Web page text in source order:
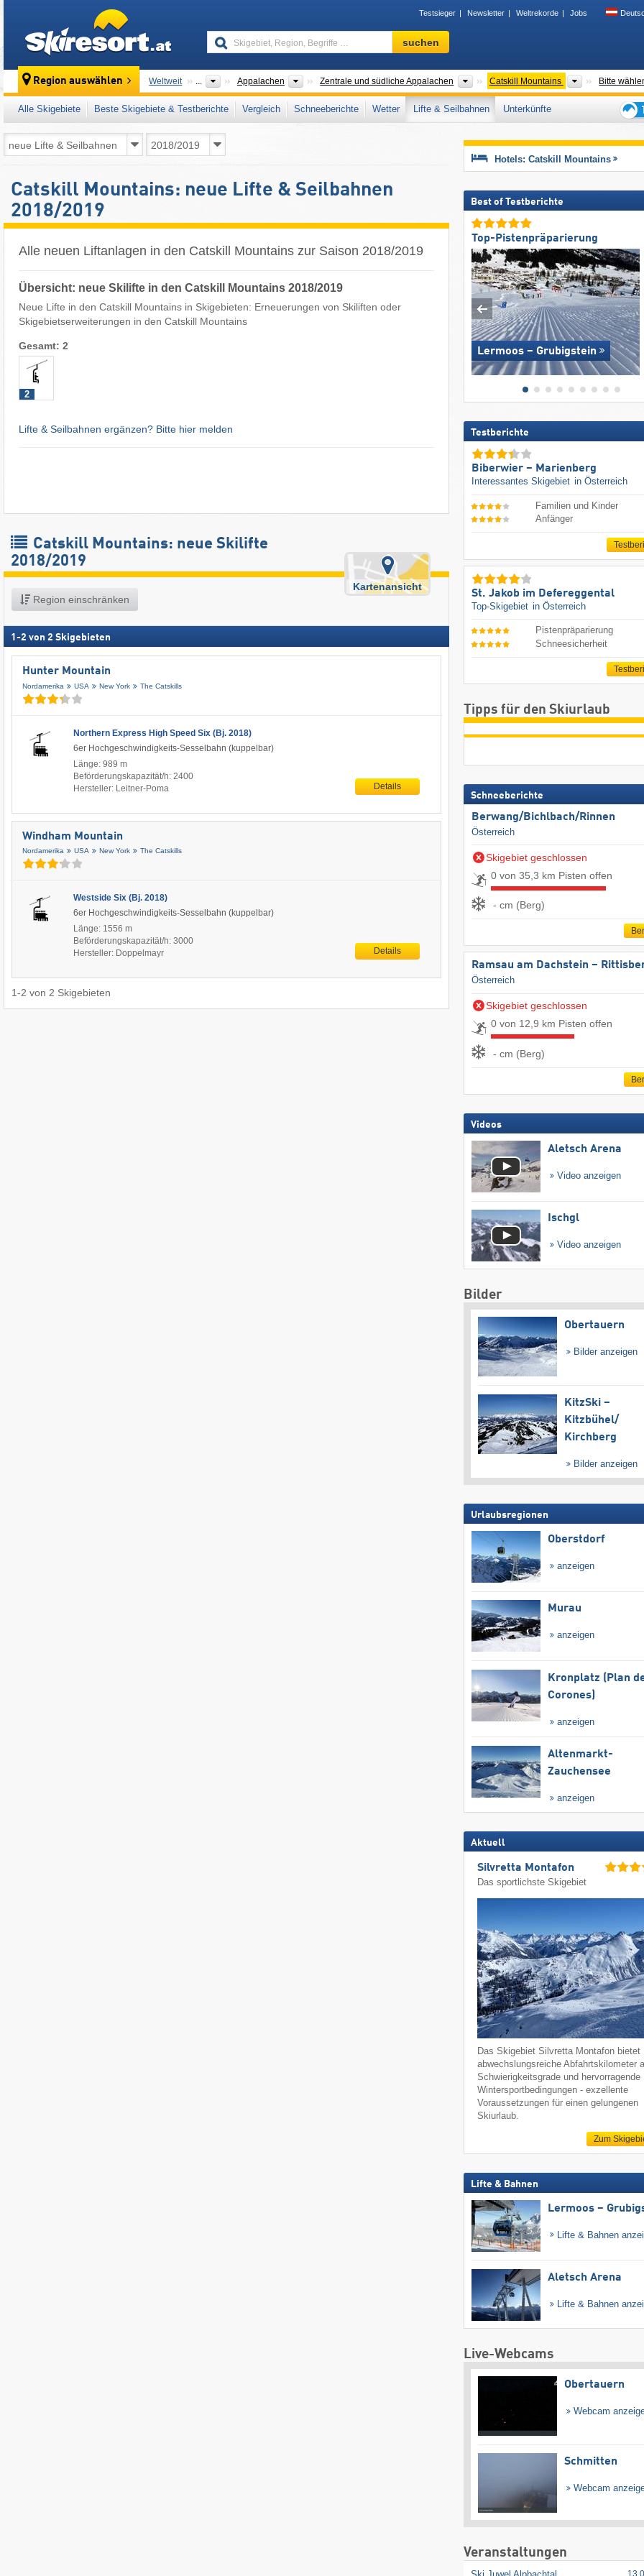
Testsieger Newsletter Weltrekorde Jobs
Skigebiet,
Region,
…
suchen
Region auswählen Weltweit ... Appalachen Gebirgszüge
Zentrale und südliche Appalachen Gebirgszüge
Catskill Mountains Gebirgszüge
Bitte
Alle Skigebiete Beste Skigebiete & Testberichte Vergleich Schneeberichte Wetter Lifte & Seilbahnen
Unterkünfte
für
Catskill Mountains: neue Lifte & Seilbahnen
2018/2019
Alle neuen Liftanlagen in den Catskill Mountains zur Saison 2018/2019
Übersicht: neue Skilifte in den Catskill Mountains 2018/2019
Neue Lifte in den Catskill Mountains in Skigebieten: Erneuerungen von Skiliften oder
Skigebietserweiterungen in den Catskill Mountains
Gesamt: 2
2
Lifte & Seilbahnen ergänzen? Bitte hier melden
Catskill Mountains: neue Skilifte
2018/2019
Region einschränken
Kartenansicht
1 -2 von 2 Skigebieten
Hunter Mountain
Nordamerika USA New York The Catskills
Northern Express High Speed Six (Bj. 2018)
6er Hochgeschwindigkeits-Sesselbahn (kuppelbar)
Länge: 989 m
Beförderungskapazität/h: 2400
Hersteller: Leitner-Poma
Details
Windham Mountain
Nordamerika USA New York The Catskills
Westside Six (Bj. 2018)
6er Hochgeschwindigkeits-Sesselbahn (kuppelbar)
Länge: 1556 m
Beförderungskapazität/h: 3000
Hersteller: Doppelmayr
Details
1-2 von 2 Skigebieten
Hotels: Catskill Mountains
Best of Testberichte
Top-Pistenpräparierung
Lermoos – Grubigstein
Testberichte
Biberwier – Marienberg
Interessantes Skigebiet in Österreich
Familien und Kinder
Anfänger
St. Jakob im Defereggental
Top-Skigebiet in Österreich
Pistenpräparierung
Schneesicherheit
Tipps für den Skiurlaub
Schneeberichte
Berwang/​Bichlbach/​Rinnen
Österreich
Skigebiet geschlossen
0 von 35,3 km Pisten offen
- cm (Berg)
Ramsau am Dachstein –
Österreich
Skigebiet geschlossen
0 von 12,9 km Pisten offen
- cm (Berg)
Videos
Aletsch Arena
Video anzeigen
Ischgl
Video anzeigen
Bilder
Obertauern
Bilder anzeigen
KitzSki –
Kitzbühel/​
Kirchberg
Bilder anzeigen
Urlaubsregionen
Oberstdorf
anzeigen
Murau
anzeigen
Kronplatz (Plan
Corones)
anzeigen
Altenmarkt-
Zauchensee
anzeigen
Aktuell
Silvretta Montafon
Das sportlichste Skigebiet
Das Skigebiet Silvretta Montafon bietet
abwechslungsreiche Abfahrtskilometer
Schwierigkeitsgrade und hervorragende
Wintersportbedingungen - exzellente
Voraussetzungen für einen gelungenen
Skiurlaub.
Zum
Lifte & Bahnen
Lermoos –
Lifte & Bahnen
Aletsch Arena
Lifte & Bahnen
Live-Webcams
Obertauern
Webcam
Schmitten
Webcam
Veranstaltungen